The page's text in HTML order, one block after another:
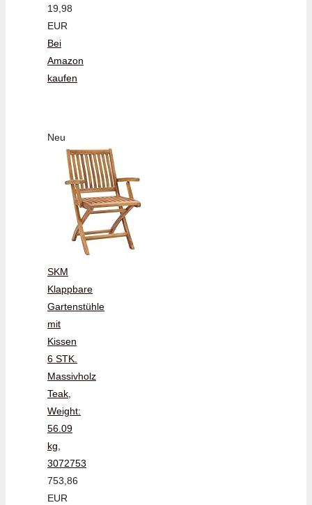
19,98
EUR
Bei
Amazon
kaufen
Neu
SKM
Klappbare
Gartenstühle
mit
Kissen
6 STK.
Massivholz
Teak,
Weight:
56.09
kg,
3072753
753,86
EUR